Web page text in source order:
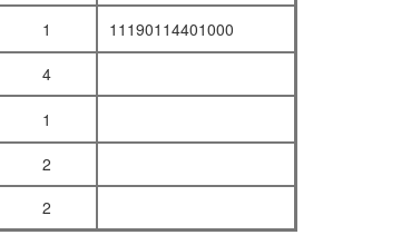
1
11190114401000
4
1
2
2